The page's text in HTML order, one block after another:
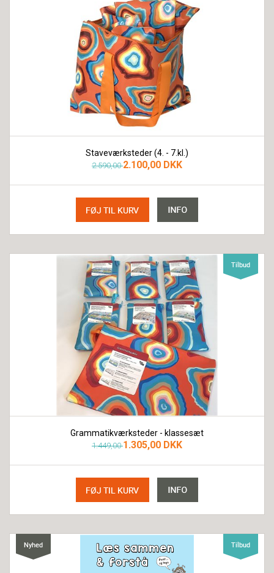
Staveværksteder (4. - 7.kl.)
2.590,002.100,00 DKK
Grammatikværksteder - klassesæt
1.449,001.305,00 DKK